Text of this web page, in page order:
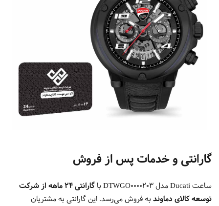
گارانتی و خدمات پس از فروش
ساعت Ducati مدل DTWGO0000203 با
گارانتی ۲۴ ماهه از شرکت
توسعه کالای دماوند به فروش می‌رسد. این گارانتی به مشتریان